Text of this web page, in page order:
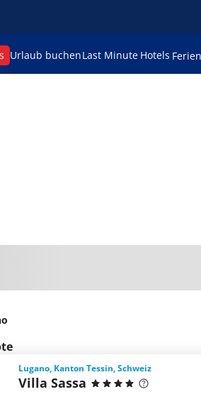
Urlaub buchenLast Minute Hotels
Lugano, Kanton Tessin, Schweiz
Villa Sassa